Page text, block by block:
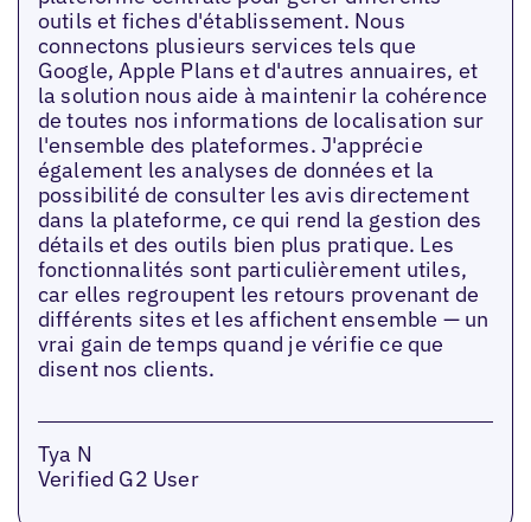
outils et fiches d'établissement. Nous
connectons plusieurs services tels que
Google, Apple Plans et d'autres annuaires, et
la solution nous aide à maintenir la cohérence
de toutes nos informations de localisation sur
l'ensemble des plateformes. J'apprécie
également les analyses de données et la
possibilité de consulter les avis directement
dans la plateforme, ce qui rend la gestion des
détails et des outils bien plus pratique. Les
fonctionnalités sont particulièrement utiles,
car elles regroupent les retours provenant de
différents sites et les affichent ensemble — un
vrai gain de temps quand je vérifie ce que
disent nos clients.
Tya N
Verified G2 User